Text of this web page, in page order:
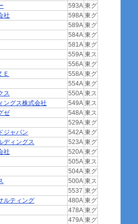
593A 東グ
社 598A 東グ
589A 東グ
584A 東グ
581A 東グ
559A 東ス
556A 東グ
Ｅ 558A 東グ
554A 東グ
ス 550A 東ス
ングス株式会社 549A 東ス
ゼ 548A 東ス
529A 東グ
ジャパン 542A 東グ
ディングス 523A 東グ
社 520A 東グ
505A 東ス
504A 東グ
500A 東ス
5537 東グ
ルティング 480A 東グ
478A 東グ
479A 東グ